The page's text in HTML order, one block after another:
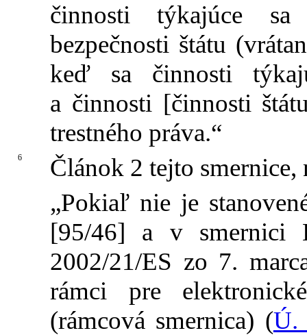
činnosti týkajúce sa
bezpečnosti štátu
keď sa činnosti
a činnosti [činnosti
trestného práva.“
6
Článok 2 tejto
„Pokiaľ nie je
[95/46] a v smernici
2002/21/ES zo 7.
rámci pre
(rámcová smernica) (Ú.